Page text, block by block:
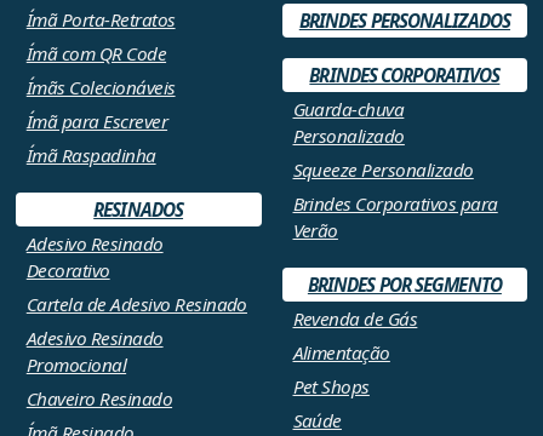
Ímã Porta-Retratos
Ímã com QR Code
Ímãs Colecionáveis
Ímã para Escrever
Ímã Raspadinha
RESINADOS
Adesivo Resinado
Decorativo
Cartela de Adesivo Resinado
Adesivo Resinado
Promocional
Chaveiro Resinado
BRINDES PERSONALIZADOS
BRINDES CORPORATIVOS
Guarda-chuva
Personalizado
Squeeze Personalizado
Brindes Corporativos para
Verão
BRINDES POR SEGMENTO
Revenda de Gás
Alimentação
Pet Shops
Saúde